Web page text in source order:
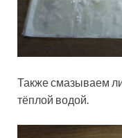
Также смазываем
тёплой водой.